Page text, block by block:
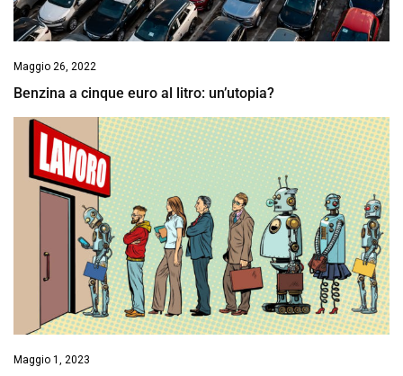
Maggio 26, 2022
Benzina a cinque euro al litro: un’utopia?
Maggio 1, 2023